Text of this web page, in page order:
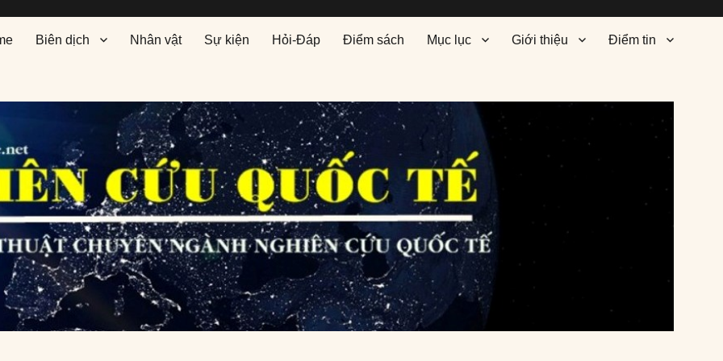
Biên dịch Nhân vật Sự kiện Hỏi-Đáp Điểm sách Mục lục Giới thiệu Điểm tin